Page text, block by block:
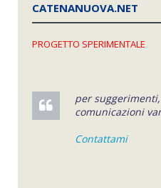
CATENANUOVA.NET
PROGETTO SPERIMENTALE
per
comunicazioni
Contattami